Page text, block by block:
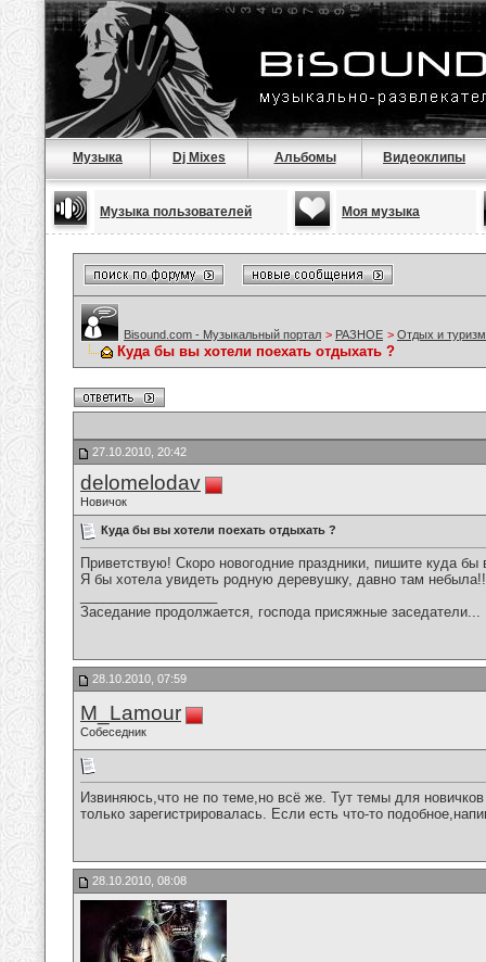
Музыка Dj Mixes Альбомы Видеоклипы
Музыка пользователей Моя музыка
Bisound.com - Музыкальный портал > РАЗНОЕ > Отдых и туризм
Куда бы вы хотели поехать отдыхать ?
27.10.2010, 20:42
delomelodav
Новичок
Куда бы вы хотели поехать отдыхать ?
Приветствую! Скоро новогодние праздники, пишите куда
Я бы хотела увидеть родную деревушку, давно там
Заседание продолжается, господа присяжные заседатели...
28.10.2010, 07:59
M_Lamour
Собеседник
Извиняюсь,что не по теме,но всё же. Тут темы для
только зарегистрировалась. Если есть что-то
28.10.2010, 08:08